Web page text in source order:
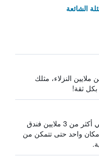
الشائعة
النزلاء، مثلك
بكل ثقة!
يبحث HotelsCombined في أكثر من 3 ملايين فندق
واحد حتى تتمكن من